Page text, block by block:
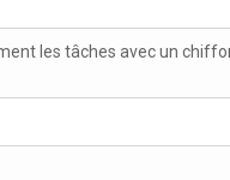
les tâches avec un